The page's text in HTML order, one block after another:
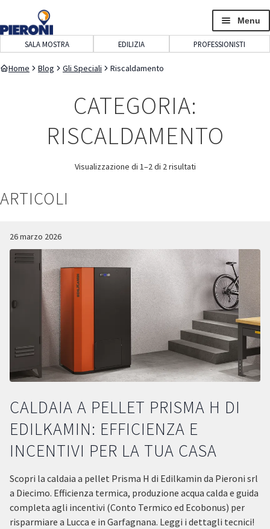
navigazione
contenuto
Menu
SALA MOSTRA EDILIZIA PROFESSIONISTI
Home Blog Gli Speciali Riscaldamento
CATEGORIA:
RISCALDAMENTO
Visualizzazione di 1–2 di 2 risultati
ARTICOLI
26 marzo 2026
CALDAIA A PELLET PRISMA H DI
EDILKAMIN: EFFICIENZA E
INCENTIVI PER LA TUA CASA
Scopri la caldaia a pellet Prisma H di Edilkamin da Pieroni srl
a Diecimo. Efficienza termica, produzione acqua calda e guida
completa agli incentivi (Conto Termico ed Ecobonus) per
risparmiare a Lucca e in Garfagnana. Leggi i dettagli tecnici!